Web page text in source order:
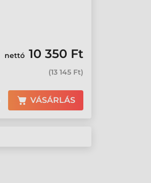
nettó 10 350 Ft
(13 145 Ft)
VÁSÁRLÁS